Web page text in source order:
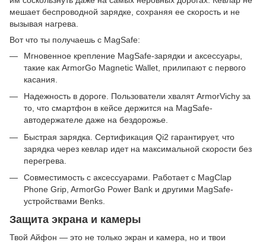
мешает беспроводной зарядке, сохраняя ее скорость и не
вызывая нагрева.
Вот что ты получаешь с MagSafe:
Мгновенное крепление MagSafe-зарядки и аксессуары,
такие как ArmorGo Magnetic Wallet, прилипают с первого
касания.
Надежность в дороге. Пользователи хвалят ArmorVichy за
то, что смартфон в кейсе держится на MagSafe-
автодержателе даже на бездорожье.
Быстрая зарядка. Сертификация Qi2 гарантирует, что
зарядка через кевлар идет на максимальной скорости без
перегрева.
Совместимость с аксессуарами. Работает с MagClap
Phone Grip, ArmorGo Power Bank и другими MagSafe-
устройствами Benks.
Защита экрана и камеры
Твой Айфон — это не только экран и камера, но и твои